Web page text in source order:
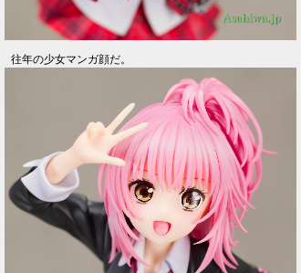
往年の少女マンガ顔だ。